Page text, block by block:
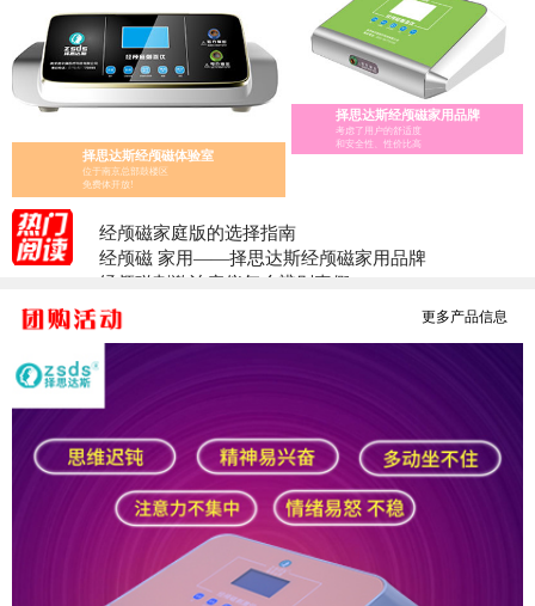
择思达斯经颅磁体验室
位于南京总部鼓楼区
免费体开放!
择思达斯经颅磁家用品牌
考虑了用户的舒适度
和安全性、性价比高
经颅磁家庭版的选择指南
经颅磁 家用——择思达斯经颅磁家用品牌
经颅磁刺激治疗仪怎么辨别真假?
医用经颅磁和家用经颅磁刺激仪的区别
择思达斯经颅磁刺激仪常见问答
南京择思达斯经颅磁市场价格多少
更多产品信息